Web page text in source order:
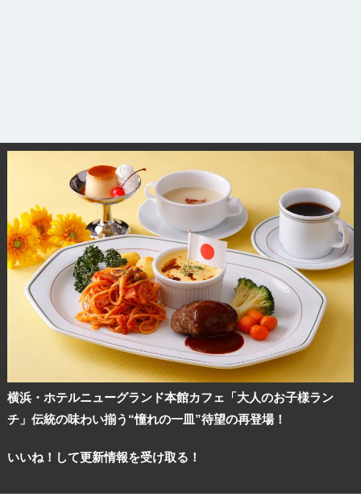
横浜・ホテルニューグランド本館カフェ「大人のお子様ラン
チ」伝統の味わい揃う“憧れの一皿”待望の再登場！
いいね！して更新情報を受け取る！